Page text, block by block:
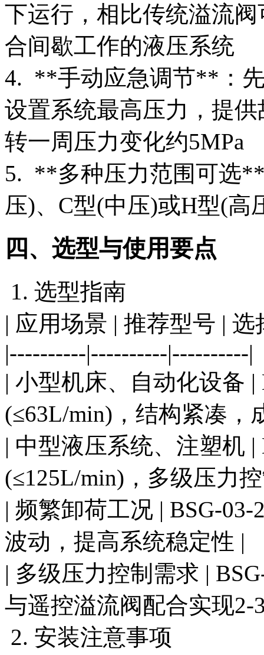
下运行，相比传统溢流
合间歇工作的液压系统
4. **手动应急调节**：
设置系统最高压力，提
转一周压力变化约5MPa
5. **多种压力范围可选
压)、C型(中压)或H型(高
四、选型与使用要点
1. 选型指南
| 应用场景 | 推荐型号 | 选
|----------|----------|----------|
| 小型机床、自动化设备 |
(≤63L/min)，结构紧凑，
| 中型液压系统、注塑机 |
(≤125L/min)，多级压力
| 频繁卸荷工况 | BSG-
波动，提高系统稳定性 |
| 多级压力控制需求 |
与遥控溢流阀配合实现2-
2. 安装注意事项